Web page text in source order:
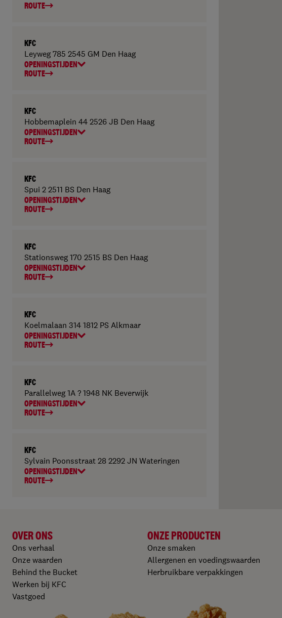
ROUTE
KFC
Leyweg 785 2545 GM Den Haag
OPENINGSTIJDEN
ROUTE
KFC
Hobbemaplein 44 2526 JB Den Haag
OPENINGSTIJDEN
ROUTE
KFC
Spui 2 2511 BS Den Haag
OPENINGSTIJDEN
ROUTE
KFC
Stationsweg 170 2515 BS Den Haag
OPENINGSTIJDEN
ROUTE
KFC
Koelmalaan 314 1812 PS Alkmaar
OPENINGSTIJDEN
ROUTE
KFC
Parallelweg 1A ? 1948 NK Beverwijk
OPENINGSTIJDEN
ROUTE
KFC
Sylvain Poonsstraat 28 2292 JN Wateringen
OPENINGSTIJDEN
ROUTE
OVER ONS
Ons verhaal
Onze waarden
Behind the Bucket
Werken bij KFC​
Vastgoed
ONZE PRODUCTEN​
Onze smaken
Allergenen en voedingswaarden
Herbruikbare verpakkingen​